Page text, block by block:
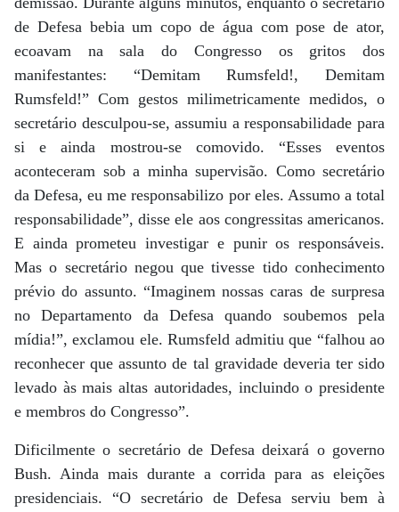
de Defesa bebia um copo de água com pose de ator,
ecoavam na sala do Congresso os gritos dos
manifestantes: “Demitam Rumsfeld!, Demitam
Rumsfeld!” Com gestos milimetricamente medidos, o
secretário desculpou-se, assumiu a responsabilidade para
si e ainda mostrou-se comovido. “Esses eventos
aconteceram sob a minha supervisão. Como secretário
da Defesa, eu me responsabilizo por eles. Assumo a total
responsabilidade”, disse ele aos congressitas americanos.
E ainda prometeu investigar e punir os responsáveis.
Mas o secretário negou que tivesse tido conhecimento
prévio do assunto. “Imaginem nossas caras de surpresa
no Departamento da Defesa quando soubemos pela
mídia!”, exclamou ele. Rumsfeld admitiu que “falhou ao
reconhecer que assunto de tal gravidade deveria ter sido
levado às mais altas autoridades, incluindo o presidente
e membros do Congresso”.
Dificilmente o secretário de Defesa deixará o governo
Bush. Ainda mais durante a corrida para as eleições
presidenciais. “O secretário de Defesa serviu bem à